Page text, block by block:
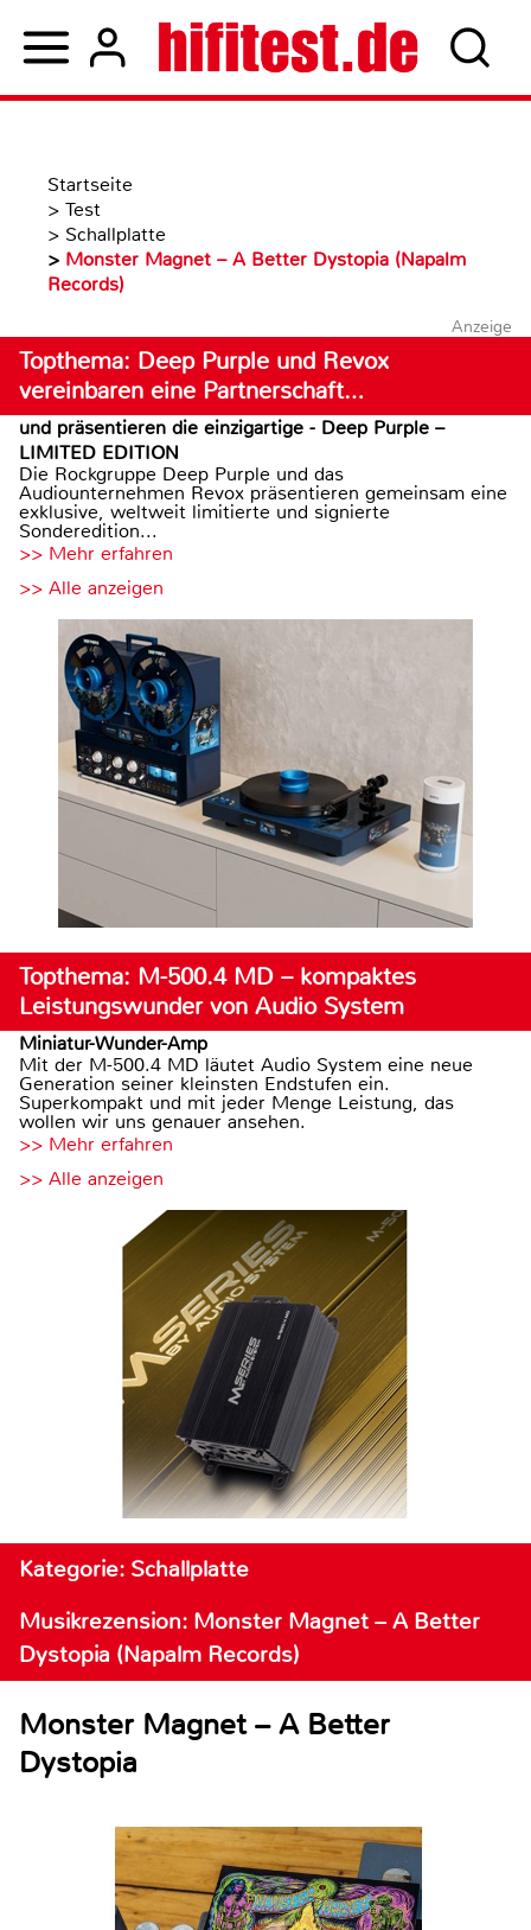
Startseite
> Test
> Schallplatte
> Monster Magnet – A Better Dystopia (Napalm
Records)
Anzeige
Topthema: Deep Purple und Revox
vereinbaren eine Partnerschaft…
und präsentieren die einzigartige - Deep Purple –
LIMITED EDITION
Die Rockgruppe Deep Purple und das
Audiounternehmen Revox präsentieren gemeinsam eine
exklusive, weltweit limitierte und signierte
Sonderedition...
>> Mehr erfahren
>> Alle anzeigen
Topthema: M-500.4 MD – kompaktes
Leistungswunder von Audio System
Miniatur-Wunder-Amp
Mit der M-500.4 MD läutet Audio System eine neue
Generation seiner kleinsten Endstufen ein.
Superkompakt und mit jeder Menge Leistung, das
wollen wir uns genauer ansehen.
>> Mehr erfahren
>> Alle anzeigen
Kategorie: Schallplatte
Musikrezension: Monster Magnet – A Better
Dystopia (Napalm Records)
Monster Magnet – A Better
Dystopia